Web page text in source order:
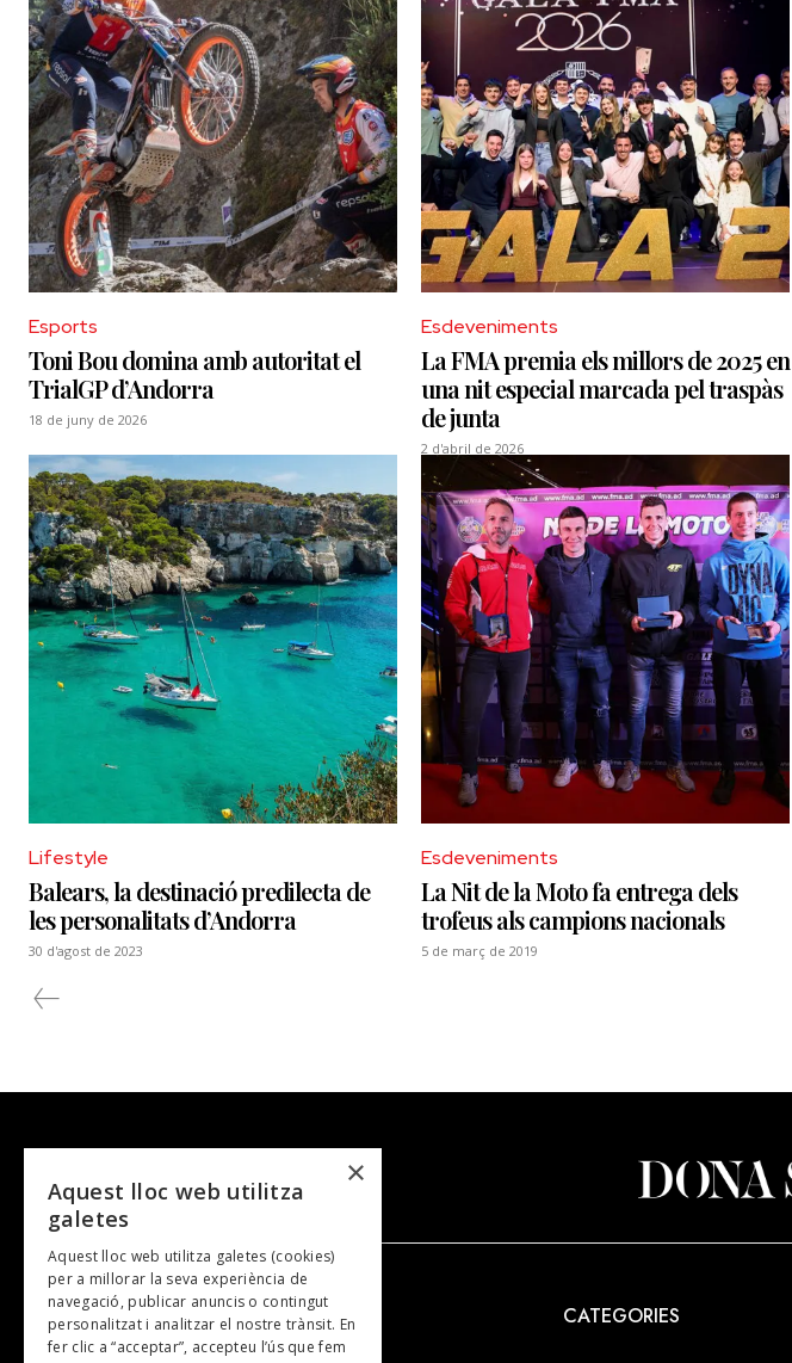
Esports
Toni Bou domina amb autoritat el
TrialGP d’Andorra
18 de juny de 2026
Esdeveniments
La FMA premia els millors de 2025 en
una nit especial marcada pel traspàs
de junta
2 d'abril de 2026
Lifestyle
Balears, la destinació predilecta de
les personalitats d’Andorra
30 d'agost de 2023
Esdeveniments
La Nit de la Moto fa entrega dels
trofeus als campions nacionals
5 de març de 2019
NOSALTRES CATEGORIES
×
Aquest lloc web utilitza
galetes
Aquest lloc web utilitza galetes (cookies)
per a millorar la seva experiència de
navegació, publicar anuncis o contingut
personalitzat i analitzar el nostre trànsit. En
fer clic a “acceptar”, accepteu l’ús que fem